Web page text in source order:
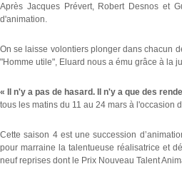
Après Jacques Prévert, Robert Desnos et
d'animation.
On se laisse volontiers plonger dans chacun
"Homme utile", Eluard nous a ému grâce à la
« Il n'y a pas de hasard. Il n'y a que des
tous les matins du 11 au 24 mars à l'occasion
Cette saison 4 est une succession
pour marraine la talentueuse réalisatrice et
neuf reprises dont le Prix Nouveau Talent